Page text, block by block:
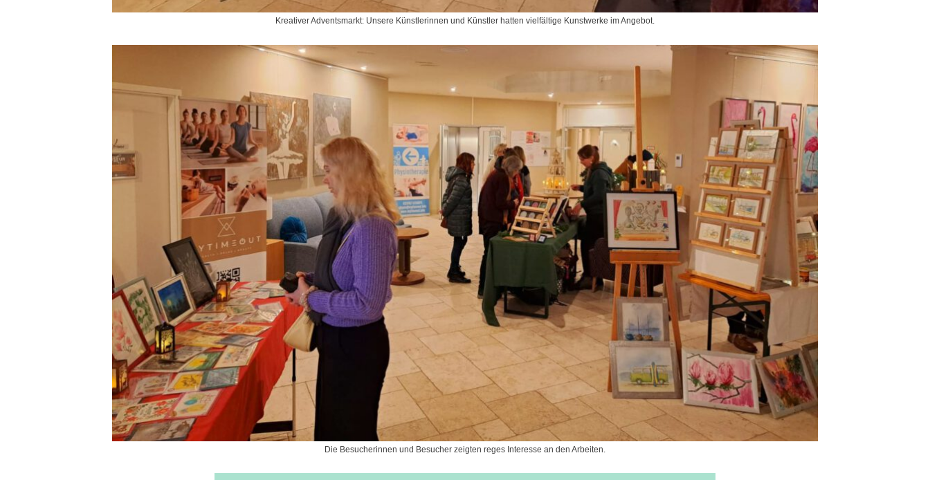
Kreativer Adventsmarkt: Unsere Künstlerinnen und Künstler hatten vielfältige Kunstwerke im Angebot.
Die Besucherinnen und Besucher zeigten reges Interesse an den Arbeiten.